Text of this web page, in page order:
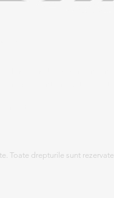
Toate drepturile sunt rezervate.